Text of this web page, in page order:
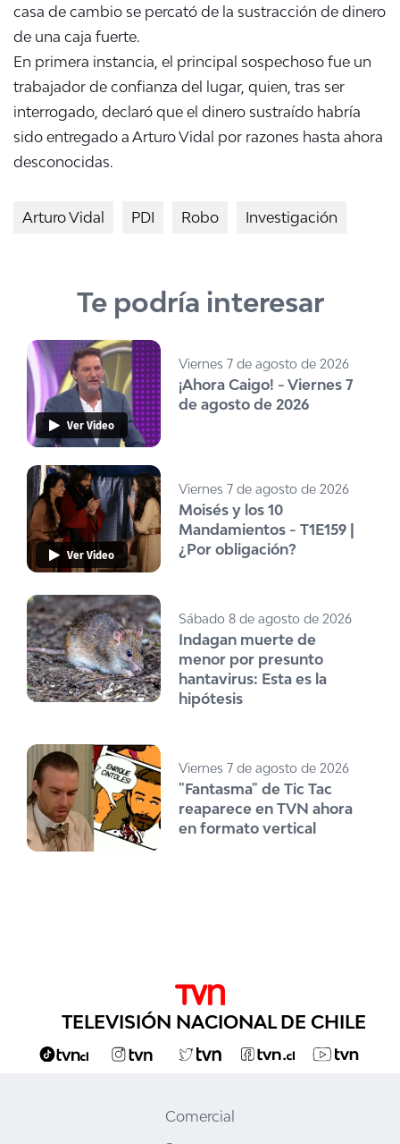
casa de cambio se percató de la sustracción de dinero
de una caja fuerte.
En primera instancia, el principal sospechoso fue un
trabajador de confianza del lugar, quien, tras ser
interrogado, declaró que el dinero sustraído habría
sido entregado a Arturo Vidal por razones hasta ahora
desconocidas.
Arturo Vidal PDI Robo Investigación
Te podría interesar
Ver Video
Viernes 7 de agosto de 2026
¡Ahora Caigo! - Viernes 7
de agosto de 2026
Ver Video
Viernes 7 de agosto de 2026
Moisés y los 10
Mandamientos - T1E159 |
¿Por obligación?
Sábado 8 de agosto de 2026
Indagan muerte de
menor por presunto
hantavirus: Esta es la
hipótesis
Viernes 7 de agosto de 2026
"Fantasma" de Tic Tac
reaparece en TVN ahora
en formato vertical
TELEVISIÓN NACIONAL DE CHILE
Comercial